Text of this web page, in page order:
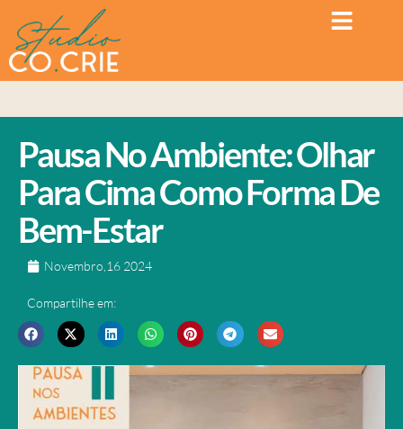
Pausa No Ambiente: Olhar
Para Cima Como Forma De
Bem-Estar
Novembro,16 2024
Compartilhe em: